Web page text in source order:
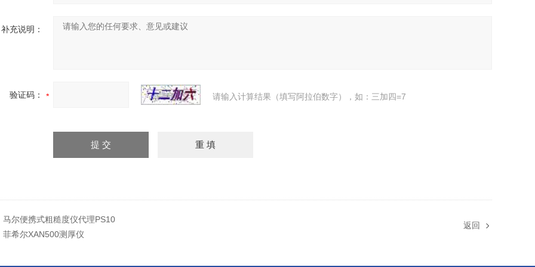
补充说明：
验证码： 请输入计算结果（填写阿拉伯数字），如：三加四=7
马尔便携式粗糙度仪代理PS10
菲希尔XAN500测厚仪
返回